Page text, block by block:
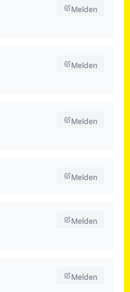
Melden
Melden
Melden
Melden
Melden
Melden